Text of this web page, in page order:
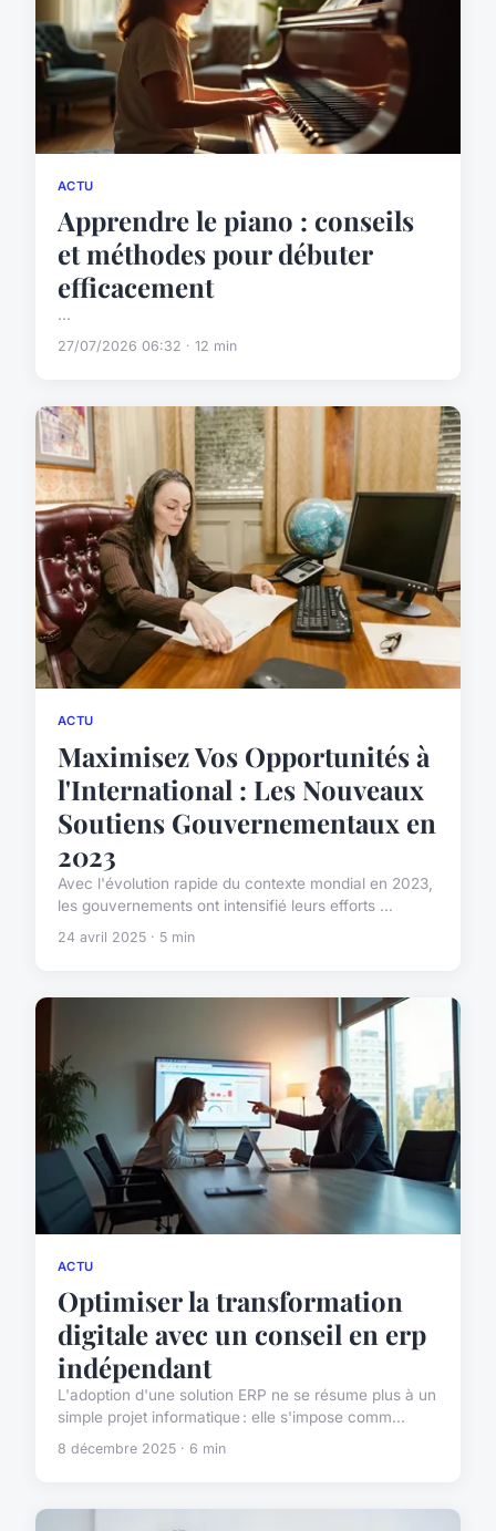
ACTU
Apprendre le piano : conseils
et méthodes pour débuter
efficacement
...
27/07/2026 06:32 · 12 min
ACTU
Maximisez Vos Opportunités à
l'International : Les Nouveaux
Soutiens Gouvernementaux en
2023
Avec l'évolution rapide du contexte mondial en 2023,
les gouvernements ont intensifié leurs efforts ...
24 avril 2025 · 5 min
ACTU
Optimiser la transformation
digitale avec un conseil en erp
indépendant
L'adoption d'une solution ERP ne se résume plus à un
simple projet informatique : elle s'impose comm...
8 décembre 2025 · 6 min